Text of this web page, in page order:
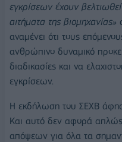
εγκρίσεων έχουν
αιτήματα της βιομηχανίας»
αναμένει ότι τους
ανθρώπινο δυναμικό
διαδικασίες και να
εγκρίσεων.
Η εκδήλωση του ΣΕΧΒ
Και αυτό δεν αφορά απλώς
απόψεων για όλα τα